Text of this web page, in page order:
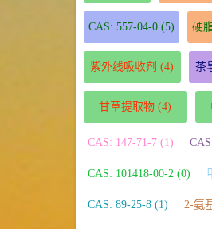
CAS: 557-04-0(5) 硬
紫外线吸收剂 (4) 茶
甘草提取物 (4)
CAS: 147-71-7 (1)
CAS: 101418-00-2 (0)
CAS: 89-25-8 (1) 2-氨